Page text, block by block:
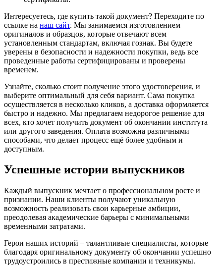
Интересуетесь, где купить такой документ? Переходите по
ссылке на наш сайт. Мы занимаемся изготовлением
оригиналов и образцов, которые отвечают всем
установленным стандартам, включая гознак. Вы будете
уверены в безопасности и надежности покупки, ведь все
проведенные работы сертифицированы и проверены
временем.
Узнайте, сколько стоит получение этого удостоверения, и
выберите оптимальный для себя вариант. Сама покупка
осуществляется в несколько кликов, а доставка оформляется
быстро и надежно. Мы предлагаем недорогое решение для
всех, кто хочет получить документ об окончании института
или другого заведения. Оплата возможна различными
способами, что делает процесс ещё более удобным и
доступным.
Успешные истории выпускников
Каждый выпускник мечтает о профессиональном росте и
признании. Наши клиенты получают уникальную
возможность реализовать свои карьерные амбиции,
преодолевая академические барьеры с минимальными
временными затратами.
Герои наших историй – талантливые специалисты, которые
благодаря оригинальному документу об окончании успешно
трудоустроились в престижные компании и техникумы.